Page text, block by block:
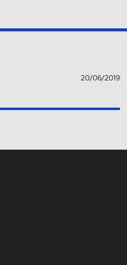
20/06/2019